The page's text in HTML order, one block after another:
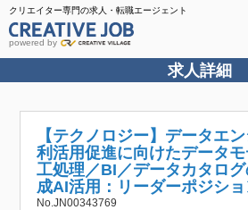
クリエイター専門の求人・転職エージェント
powered by
求人詳細
【テクノロジー】データエ
利活用促進に向けたデータ
工処理／BI／データカタロ
成AI活用：リーダーポジショ
No.JN00343769